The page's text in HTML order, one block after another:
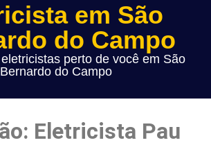
em São
do Campo
perto de você em São
Bernardo do Campo
Eletricista Pau